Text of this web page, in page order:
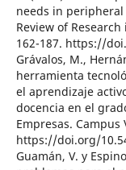
needs in
Review of
162-187. https://
Grávalos, M.,
herramienta
el aprendizaje
docencia en el
Empresas. Campus
https://doi.org/
Guamán, V. y